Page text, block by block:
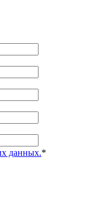
данных.*